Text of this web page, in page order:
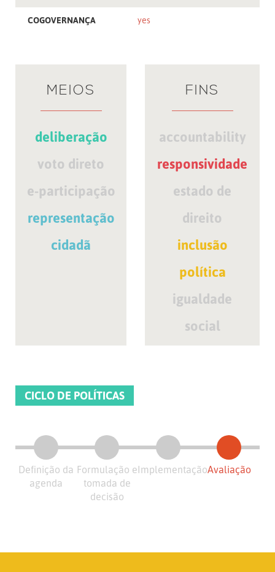
COGOVERNANÇA yes
MEIOS
deliberação
voto direto
e-participação
representação
cidadã
FINS
accountability
responsividade
estado de
direito
inclusão
política
igualdade
social
CICLO DE POLÍTICAS
Definição da
agenda
Formulação e
tomada de
decisão
ImplementaçãoAvaliação